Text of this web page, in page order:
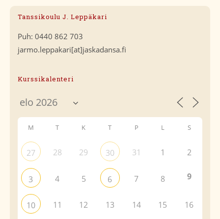
Tanssikoulu J. Leppäkari
Puh: 0440 862 703
jarmo.leppakari[at]jaskadansa.fi
Kurssikalenteri
M T K T P L S
27 28 29 30 31 1 2
3 4 5 6 7 8 9
10 11 12 13 14 15 16